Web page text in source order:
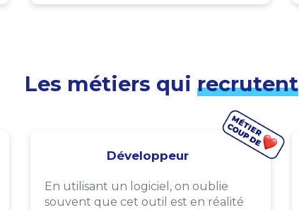
Les métiers qui recrutent
Développeur
En utilisant un logiciel, on oublie
souvent que cet outil est en réalité